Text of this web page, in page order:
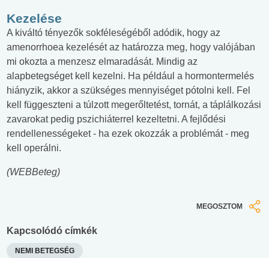
Kezelése
A kiváltó tényezők sokféleségéből adódik, hogy az
amenorrhoea kezelését az határozza meg, hogy valójában
mi okozta a menzesz elmaradását. Mindig az
alapbetegséget kell kezelni. Ha például a hormontermelés
hiányzik, akkor a szükséges mennyiséget pótolni kell. Fel
kell függeszteni a túlzott megerőltetést, tornát, a táplálkozási
zavarokat pedig pszichiáterrel kezeltetni. A fejlődési
rendellenességeket - ha ezek okozzák a problémát - meg
kell operálni.
(WEBBeteg)
MEGOSZTOM
Kapcsolódó címkék
NEMI BETEGSÉG